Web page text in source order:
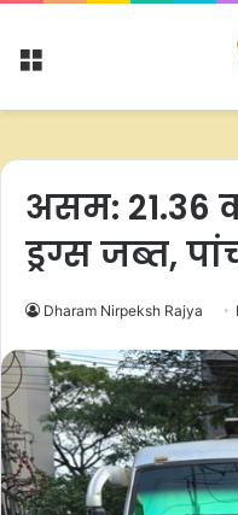
Menu
असम: 21.36
ड्रग्स जब्त,
Dharam Nirpeksh Rajya